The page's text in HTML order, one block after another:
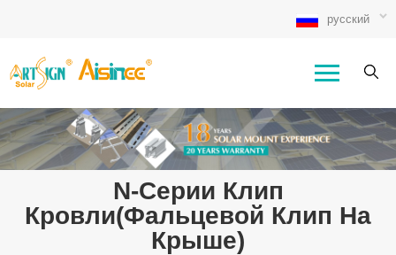
русский
N-Серии Клип
Кровли(фальцевой Клип На
Крыше)